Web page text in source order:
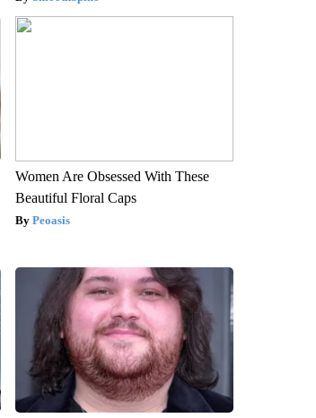
Women Are Obsessed With These
Beautiful Floral Caps
Peoasis